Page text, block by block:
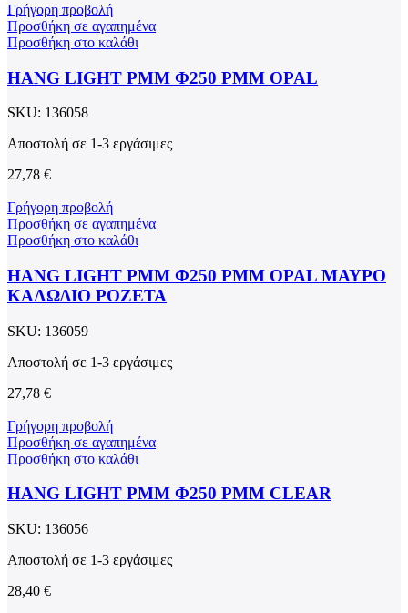
Γρήγορη προβολή
Προσθήκη σε αγαπημένα
Προσθήκη στο καλάθι
HANG LIGHT PMM Φ250 PMM OPAL
SKU: 136058
Αποστολή σε 1-3 εργάσιμες
27,78 €
Γρήγορη προβολή
Προσθήκη σε αγαπημένα
Προσθήκη στο καλάθι
HANG LIGHT PMM Φ250 PMM OPAL ΜΑΥΡΟ
ΚΑΛΩΔΙΟ ΡΟΖΕΤΑ
SKU: 136059
Αποστολή σε 1-3 εργάσιμες
27,78 €
Γρήγορη προβολή
Προσθήκη σε αγαπημένα
Προσθήκη στο καλάθι
HANG LIGHT PMM Φ250 PMM CLEAR
SKU: 136056
Αποστολή σε 1-3 εργάσιμες
28,40 €